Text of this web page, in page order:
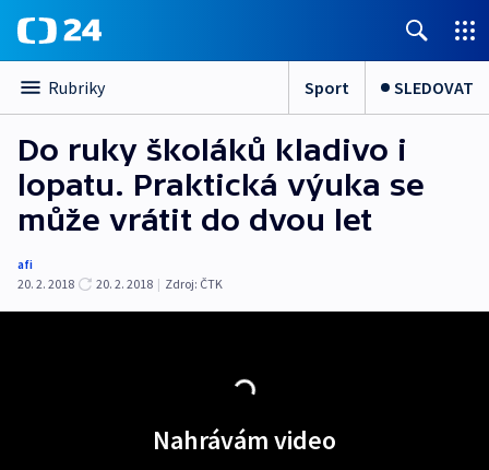
Rubriky Sport SLEDOVAT
Do ruky školáků kladivo i
lopatu. Praktická výuka se
může vrátit do dvou let
afi
20. 2. 2018
20. 2. 2018 | Zdroj: ČTK
Nahrávám video